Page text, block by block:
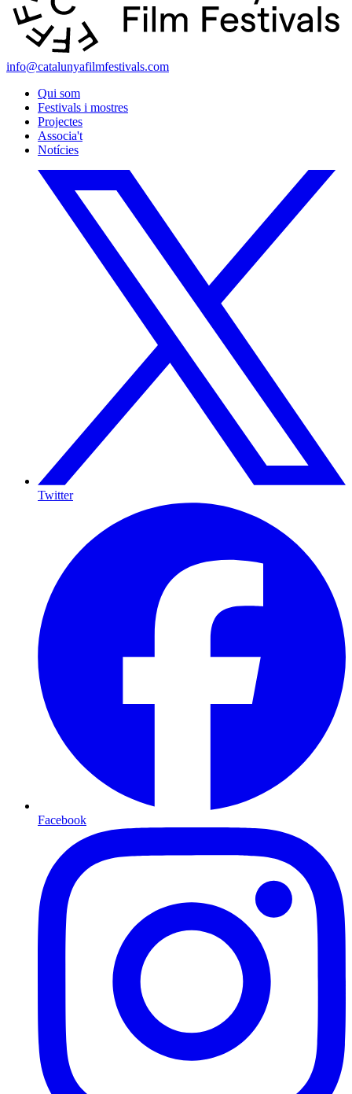
info@catalunyafilmfestivals.com
Qui som
Festivals i mostres
Projectes
Associa't
Notícies
Twitter
Facebook